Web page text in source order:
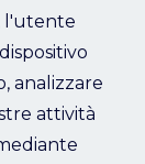
l'utente
analizzare
attività